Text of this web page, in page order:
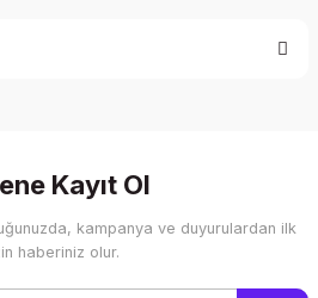
ederiz.
veya görüntülenemiyor.
Kayıt Ol
kampanya ve duyurulardan ilk
haberiniz olur.